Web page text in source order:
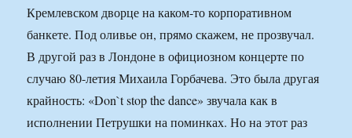
Кремлевском дворце на каком-то корпоративном
банкете. Под оливье он, прямо скажем, не прозвучал.
В другой раз в Лондоне в официозном концерте по
случаю 80-летия Михаила Горбачева. Это была другая
крайность: «Don`t stop the dance» звучала как в
исполнении Петрушки на поминках. Но на этот раз